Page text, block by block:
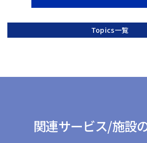
Topics一覧
関連サービス/施設